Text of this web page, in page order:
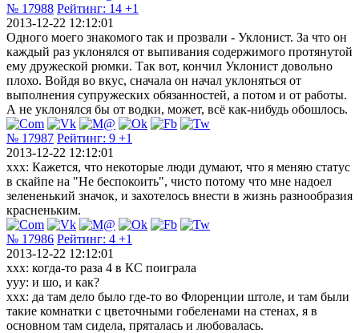
№ 17988 Рейтинг: 14 +1
2013-12-22 12:12:01
Одного моего знакомого так и прозвали - Уклонист. За что он
каждый раз уклонялся от выпивания содержимого протянутой
ему дружеской рюмки. Так вот, кончил Уклонист довольно
плохо. Войдя во вкус, сначала он начал уклоняться от
выполнения супружеских обязанностей, а потом и от работы.
А не уклонялся бы от водки, может, всё как-нибудь обошлось.
№ 17987 Рейтинг: 9 +1
2013-12-22 12:12:01
xxx: Кажется, что некоторые люди думают, что я меняю статус
в скайпе на "Не беспокоить", чисто потому что мне надоел
зелененький значок, и захотелось внести в жизнь разнообразия
красненьким.
№ 17986 Рейтинг: 4 +1
2013-12-22 12:12:01
xxx: когда-то раза 4 в КС поиграла
yyy: и шо, и как?
xxx: да там дело было где-то во Флоренции штоле, и там были
такие комнатки с цветочными гобеленами на стенах, я в
основном там сидела, пряталась и любовалась.